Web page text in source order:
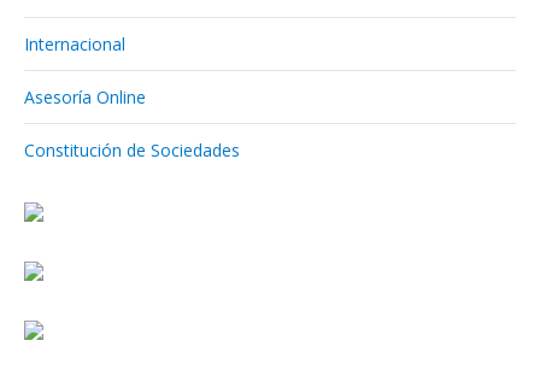
Internacional
Asesoría Online
Constitución de Sociedades